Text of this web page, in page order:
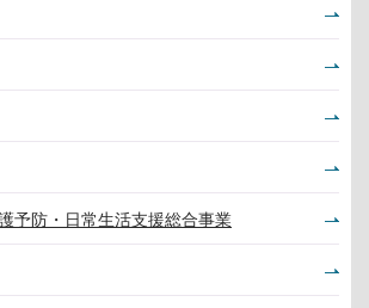
防・日常生活支援総合事業